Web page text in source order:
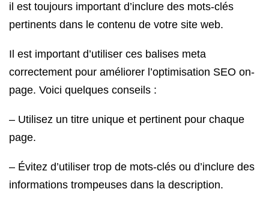
il est toujours important d’inclure des mots-clés
pertinents dans le contenu de votre site web.
Il est important d’utiliser ces balises meta
correctement pour améliorer l’optimisation SEO on-
page. Voici quelques conseils :
– Utilisez un titre unique et pertinent pour chaque
page.
– Évitez d’utiliser trop de mots-clés ou d’inclure des
informations trompeuses dans la description.